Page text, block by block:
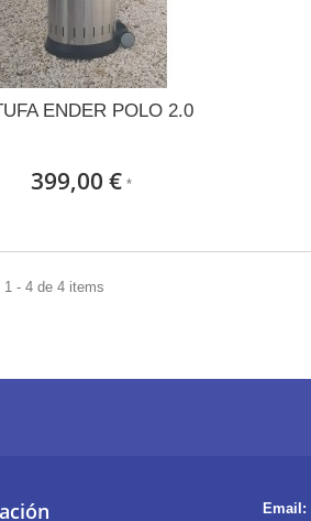
ENDER POLO 2.0
399,00 €*
1 - 4 de 4 items
Email: